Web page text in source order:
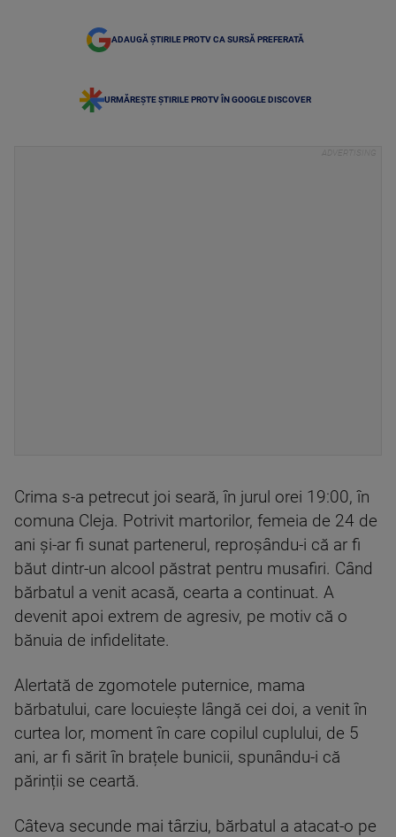
ADAUGĂ ȘTIRILE PROTV CA SURSĂ PREFERATĂ
URMĂREȘTE ȘTIRILE PROTV ÎN GOOGLE DISCOVER
Crima s-a petrecut joi seară, în jurul orei 19:00, în
comuna Cleja. Potrivit martorilor, femeia de 24 de
ani și-ar fi sunat partenerul, reproșându-i că ar fi
băut dintr-un alcool păstrat pentru musafiri. Când
bărbatul a venit acasă, cearta a continuat. A
devenit apoi extrem de agresiv, pe motiv că o
bănuia de infidelitate.
Alertată de zgomotele puternice, mama
bărbatului, care locuiește lângă cei doi, a venit în
curtea lor, moment în care copilul cuplului, de 5
ani, ar fi sărit în brațele bunicii, spunându-i că
părinții se ceartă.
Câteva secunde mai târziu, bărbatul a atacat-o pe